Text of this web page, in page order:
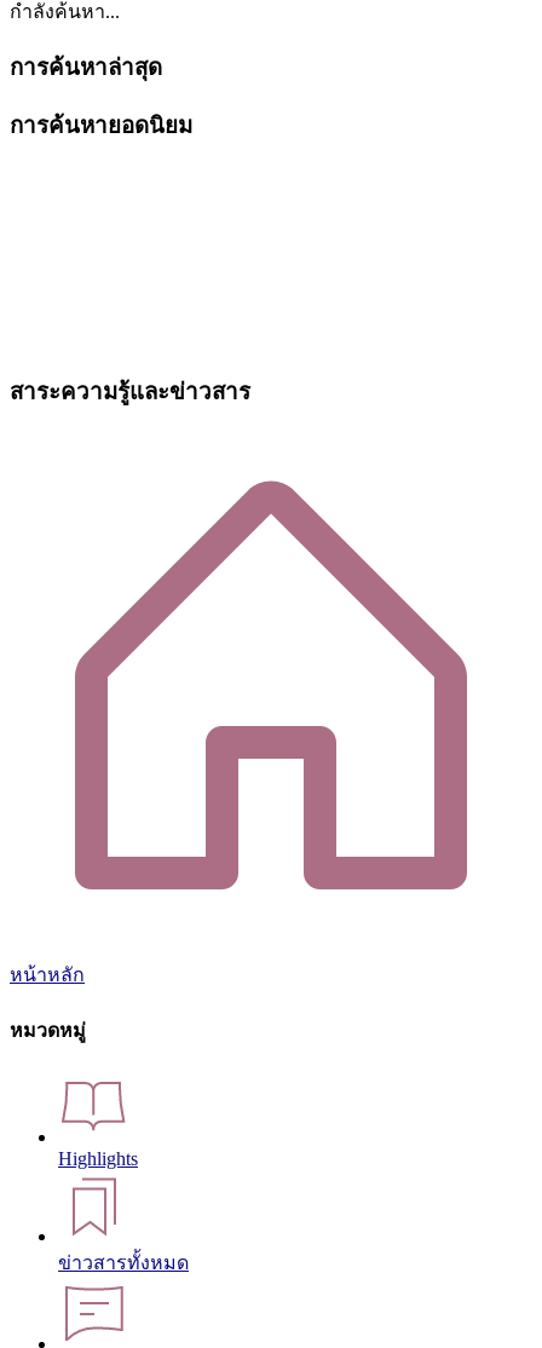
กำลังค้นหา...
การค้นหาล่าสุด
การค้นหายอดนิยม
สาระความรู้และข่าวสาร
หน้าหลัก
หมวดหมู่
Highlights
ข่าวสารทั้งหมด